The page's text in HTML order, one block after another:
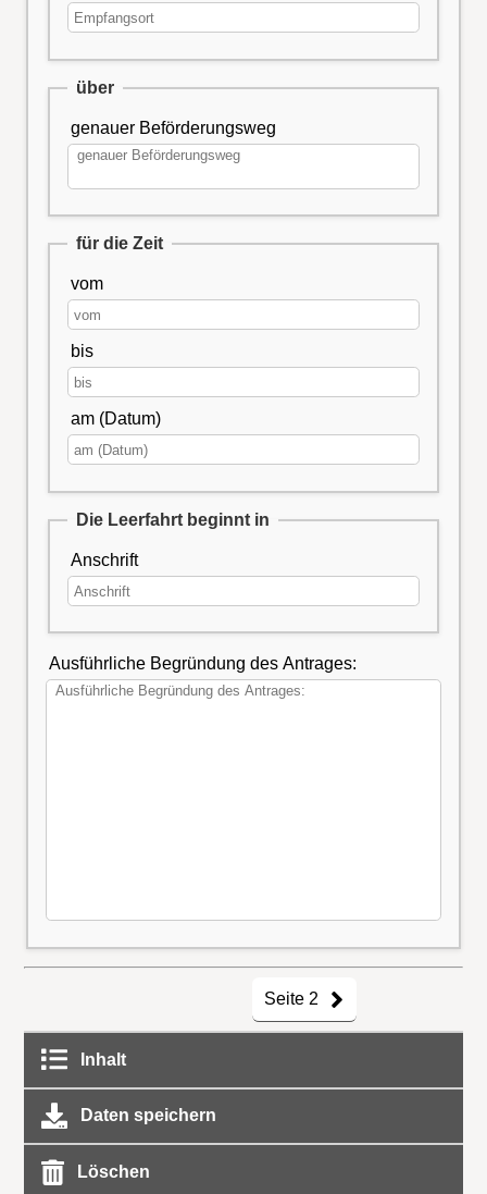
über
genauer Beförderungsweg
für die Zeit
vom
bis
am (Datum)
Die Leerfahrt beginnt in
Anschrift
Ausführliche Begründung des Antrages:
Seite 2
Inhalt
Daten speichern
Löschen